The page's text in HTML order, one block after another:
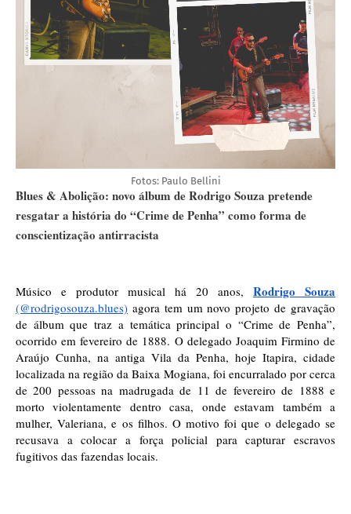
Fotos: Paulo Bellini
Blues & Abolição: novo álbum de Rodrigo Souza pretende
resgatar a história do “Crime de Penha” como forma de
conscientização antirracista
Músico e produtor musical há 20 anos, Rodrigo Souza
(@rodrigosouza.blues) agora tem um novo projeto de gravação
de álbum que traz a temática principal o “Crime de Penha”,
ocorrido em fevereiro de 1888. O delegado Joaquim Firmino de
Araújo Cunha, na antiga Vila da Penha, hoje Itapira, cidade
localizada na região da Baixa Mogiana, foi encurralado por cerca
de 200 pessoas na madrugada de 11 de fevereiro de 1888 e
morto violentamente dentro casa, onde estavam também a
mulher, Valeriana, e os filhos. O motivo foi que o delegado se
recusava a colocar a força policial para capturar escravos
fugitivos das fazendas locais.